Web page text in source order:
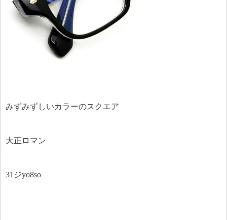
みずみずしいカラーのスクエア
大正ロマン
31ジyo8so